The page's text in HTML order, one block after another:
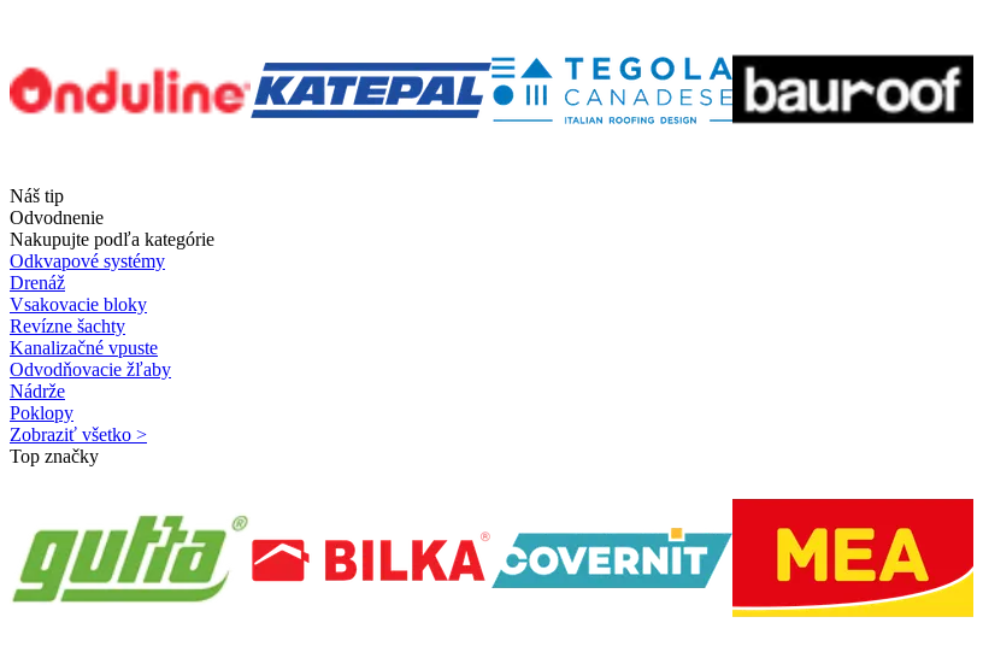
Náš tip
Odvodnenie
Nakupujte podľa kategórie
Odkvapové systémy
Drenáž
Vsakovacie bloky
Revízne šachty
Kanalizačné vpuste
Odvodňovacie žľaby
Nádrže
Poklopy
Zobraziť všetko >
Top značky